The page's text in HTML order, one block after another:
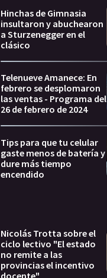
Hinchas de Gimnasia
insultaron y abuchearon
a Sturzenegger en el
clásico
Telenueve Amanece: En
febrero se desplomaron
las ventas - Programa del
26 de febrero de 2024
Tips para que tu celular
gaste menos de batería y
dure más tiempo
encendido
Nicolás Trotta sobre el
ciclo lectivo "El estado
no remite a las
provincias el incentivo
docente"